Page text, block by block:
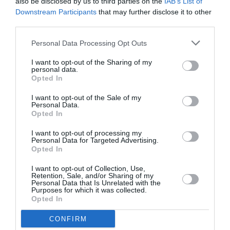
Downstream Participants that may further disclose it to other
Personal Data Processing Opt Outs
I want to opt-out of the Sharing of my
personal data.
Opted In
I want to opt-out of the Sale of my
Personal Data.
Opted In
I want to opt-out of processing my
Personal Data for Targeted Advertising.
Opted In
I want to opt-out of Collection, Use,
Retention, Sale, and/or Sharing of my
Personal Data that Is Unrelated with the
Purposes for which it was collected.
Opted In
CONFIRM
Apă cât vezi cu ochii, voie bună şi oameni care se
cuvinte, atmosfera de pe un vas de croazieră. Întreg
slujba turiştilor.
În urmă cu patru ani, Bogdan Druţu a pornit în prima
sa aventură pe mare, ca fotograf pe un vas de
Sibiu a schimbat 6 nave, a învăţat să filmeze şi a
văzut intreaga lume. Pe lângă asta, a pus deoparte în
jur de 30.000 de euro.
O poveste asemănătoare are şi Eugen Lăpădat. Anul
trecut tânărul s-a îmbarcat pe un vas de croazieră pe